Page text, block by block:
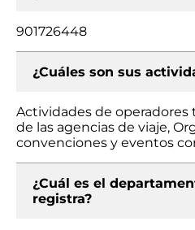
901726448
¿Cuáles son sus
Actividades de operadores
de las agencias de viaje,
convenciones y eventos
¿Cuál es el
registra?